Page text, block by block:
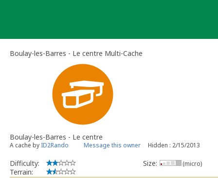
Boulay-les-Barres - Le centre Multi-Cache
Boulay-les-Barres - Le centre
A cache by ID2Rando Message this owner Hidden : 2/15/2013
Difficulty:
Terrain:
Size: (micro)